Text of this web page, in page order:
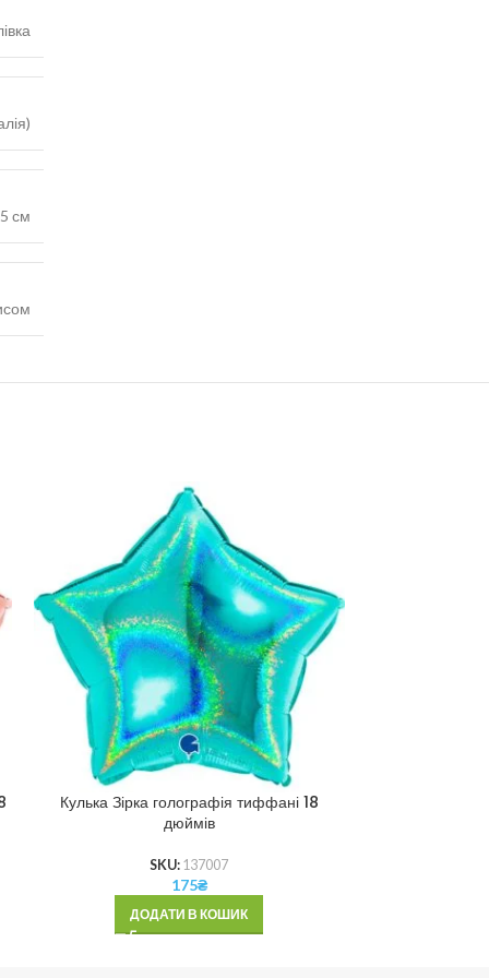
см
Кулька Зірка голографія тиффані 18
дюймів
SKU: 137007
175₴
ДОДАТИ В КОШИК